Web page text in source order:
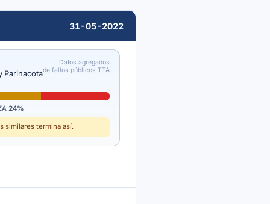
31-05-2022
Parinacota
Datos agregados
de fallos públicos TTA
24%
termina así.